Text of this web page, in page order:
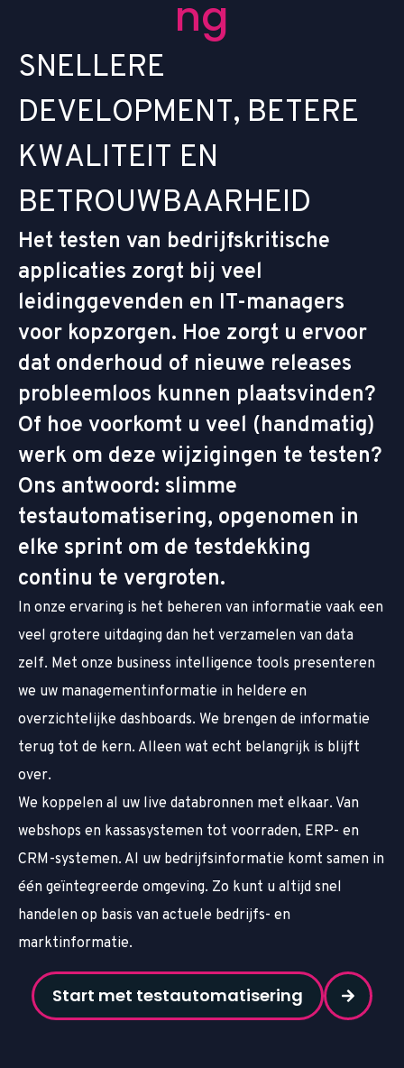
ng
SNELLERE
DEVELOPMENT, BETERE
KWALITEIT EN
BETROUWBAARHEID
Het testen van bedrijfskritische
applicaties zorgt bij veel
leidinggevenden en IT-managers
voor kopzorgen. Hoe zorgt u ervoor
dat onderhoud of nieuwe releases
probleemloos kunnen plaatsvinden?
Of hoe voorkomt u veel (handmatig)
werk om deze wijzigingen te testen?
Ons antwoord: slimme
testautomatisering, opgenomen in
elke sprint om de testdekking
continu te vergroten.
In onze ervaring is het beheren van informatie vaak een
veel grotere uitdaging dan het verzamelen van data
zelf. Met onze business intelligence tools presenteren
we uw managementinformatie in heldere en
overzichtelijke dashboards. We brengen de informatie
terug tot de kern. Alleen wat echt belangrijk is blijft
over.
We koppelen al uw live databronnen met elkaar. Van
webshops en kassasystemen tot voorraden, ERP- en
CRM-systemen. Al uw bedrijfsinformatie komt samen in
één geïntegreerde omgeving. Zo kunt u altijd snel
handelen op basis van actuele bedrijfs- en
marktinformatie.
Start met testautomatisering